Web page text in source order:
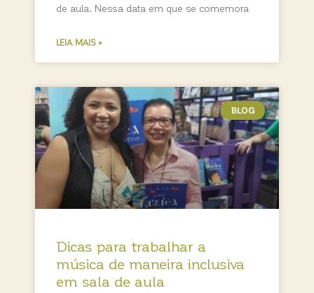
de aula. Nessa data em que se comemora
LEIA MAIS »
BLOG
Dicas para trabalhar a
música de maneira inclusiva
em sala de aula